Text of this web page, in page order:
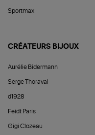
Sportmax
CRÉATEURS BIJOUX
Aurélie Bidermann
Serge Thoraval
d1928
Feidt Paris
Gigi Clozeau